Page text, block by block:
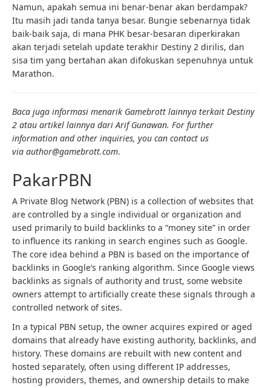
Namun, apakah semua ini benar-benar akan berdampak?
Itu masih jadi tanda tanya besar. Bungie sebenarnya tidak
baik-baik saja, di mana PHK besar-besaran diperkirakan
akan terjadi setelah update terakhir Destiny 2 dirilis, dan
sisa tim yang bertahan akan difokuskan sepenuhnya untuk
Marathon.
Baca juga informasi menarik Gamebrott lainnya terkait Destiny
2 atau artikel lainnya dari Arif Gunawan. For further
information and other inquiries, you can contact us
via author@gamebrott.com.
PakarPBN
A Private Blog Network (PBN) is a collection of websites that
are controlled by a single individual or organization and
used primarily to build backlinks to a “money site” in order
to influence its ranking in search engines such as Google.
The core idea behind a PBN is based on the importance of
backlinks in Google’s ranking algorithm. Since Google views
backlinks as signals of authority and trust, some website
owners attempt to artificially create these signals through a
controlled network of sites.
In a typical PBN setup, the owner acquires expired or aged
domains that already have existing authority, backlinks, and
history. These domains are rebuilt with new content and
hosted separately, often using different IP addresses,
hosting providers, themes, and ownership details to make